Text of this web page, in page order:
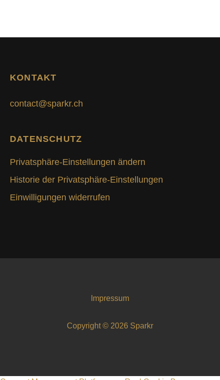
KONTAKT
contact@sparkr.ch
DATENSCHUTZ
Privatsphäre-Einstellungen ändern
Historie der Privatsphäre-Einstellungen
Einwilligungen widerrufen
Impressum
Copyright © 2026 Sparkr